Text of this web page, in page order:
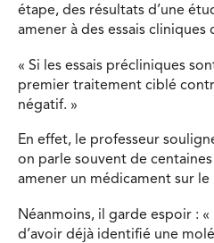
étape, des résultats d’une
amener à des essais cliniques
« Si les essais précliniques
premier traitement ciblé
négatif. »
En effet, le professeur
on parle souvent de
amener un médicament sur le
Néanmoins, il garde espoir : «
d’avoir déjà identifié une